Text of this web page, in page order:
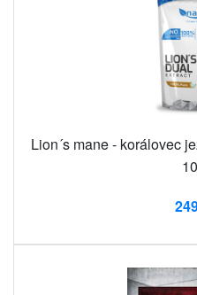
Lion´s mane - korálovec